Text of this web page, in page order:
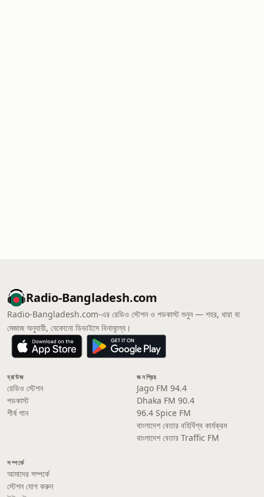
Radio-Bangladesh.com
Radio-Bangladesh.com-এর রেডিও স্টেশন ও পডকাস্ট শুনুন — শহর, ধারা বা
মেজাজ অনুযায়ী, যেকোনো ডিভাইসে বিনামূল্যে।
ব্রাউজ
রেডিও স্টেশন
পডকাস্ট
শীর্ষ গান
জনপ্রিয়
Jago FM 94.4
Dhaka FM 90.4
96.4 Spice FM
বাংলাদেশ বেতার বহির্বিশ্ব কার্যক্রম
বাংলাদেশ বেতার Traffic FM
সম্পর্কে
আমাদের সম্পর্কে
স্টেশন যোগ করুন